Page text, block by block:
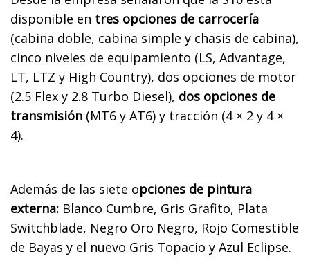
disponible en tres opciones de carrocería
(cabina doble, cabina simple y chasis de cabina),
cinco niveles de equipamiento (LS, Advantage,
LT, LTZ y High Country), dos opciones de motor
(2.5 Flex y 2.8 Turbo Diesel), dos opciones de
transmisión (MT6 y AT6) y tracción (4 × 2 y 4 ×
4).
Además de las siete opciones de pintura
externa: Blanco Cumbre, Gris Grafito, Plata
Switchblade, Negro Oro Negro, Rojo Comestible
de Bayas y el nuevo Gris Topacio y Azul Eclipse.